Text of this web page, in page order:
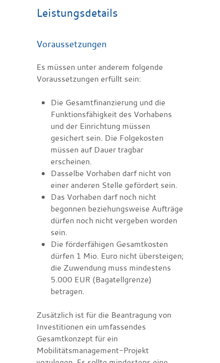
Leistungsdetails
Voraussetzungen
Es müssen unter anderem folgende
Voraussetzungen erfüllt sein:
Die Gesamtfinanzierung und die
Funktionsfähigkeit des Vorhabens
und der Einrichtung müssen
gesichert sein. Die Folgekosten
müssen auf Dauer tragbar
erscheinen.
Dasselbe Vorhaben darf nicht von
einer anderen Stelle gefördert sein.
Das Vorhaben darf noch nicht
begonnen beziehungsweise Aufträge
dürfen noch nicht vergeben worden
sein.
Die förderfähigen Gesamtkosten
dürfen 1 Mio. Euro nicht übersteigen;
die Zuwendung muss mindestens
5.000 EUR (Bagatellgrenze)
betragen.
Zusätzlich ist für die Beantragung von
Investitionen ein umfassendes
Gesamtkonzept für ein
Mobilitätsmanagement-Projekt